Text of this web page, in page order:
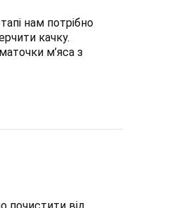
нам потрібно
качку.
м’яса з
почистити від